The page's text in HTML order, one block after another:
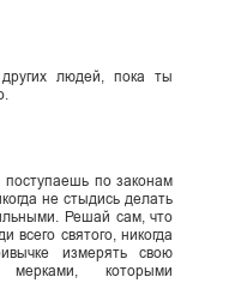
людей, пока ты
по законам
не стыдись делать
Решай сам, что
всего святого, никогда
измерять свою
мерками, которыми